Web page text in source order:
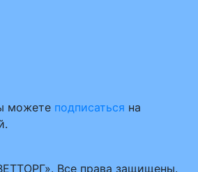
можете подписаться на
Все права защищены.